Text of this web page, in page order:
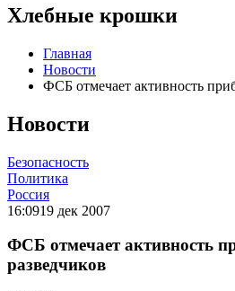
Хлебные крошки
Главная
Новости
ФСБ отмечает активность
Новости
Безопасность
Политика
Россия
16:0919 дек 2007
ФСБ отмечает активность
разведчиков